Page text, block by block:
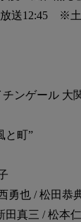
送12:45 ※
ンゲール 大
と町”
勇也 / 松田恭
田真三 / 松本